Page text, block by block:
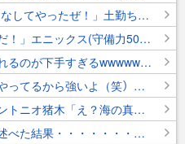
倍勤マン「ﾊｯﾋｯﾌｯﾍﾎ-！鬼連勤こなしてやったぜ！」土勤ちゃん「休日出勤の土勤ちゃんもいまーすww」
スクウェア(攻撃力5000)「合体だ！」エニックス(守備力5000)「おう！」
【動画】女さん、ガソリンを入れるのが下手すぎるwwwwwwwww
【画像】女さん「ウチ？格闘技やってるから強いよ（笑）」ｼｭｯｼｭｯ
力道山「お前もう船降りろ」アントニオ猪木「え？海の真ん中ですよ？」力道山「いいから降りろ」
和田アキ子さん 国葬に私見を述べた結果・・・・・・・・・・・